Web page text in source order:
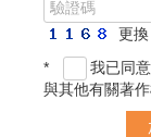
更換
*
我已同
與其他有關著